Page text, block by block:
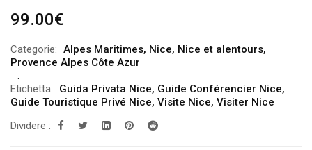
99.00€
Categorie: Alpes Maritimes, Nice, Nice et alentours,
Provence Alpes Côte Azur
Etichetta: Guida Privata Nice, Guide Conférencier Nice,
Guide Touristique Privé Nice, Visite Nice, Visiter Nice
Dividere :